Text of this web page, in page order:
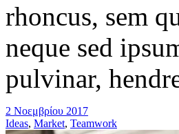
rhoncus, sem
neque sed
pulvinar,
2 Νοεμβρίου 2017
Ideas, Market, Teamwork